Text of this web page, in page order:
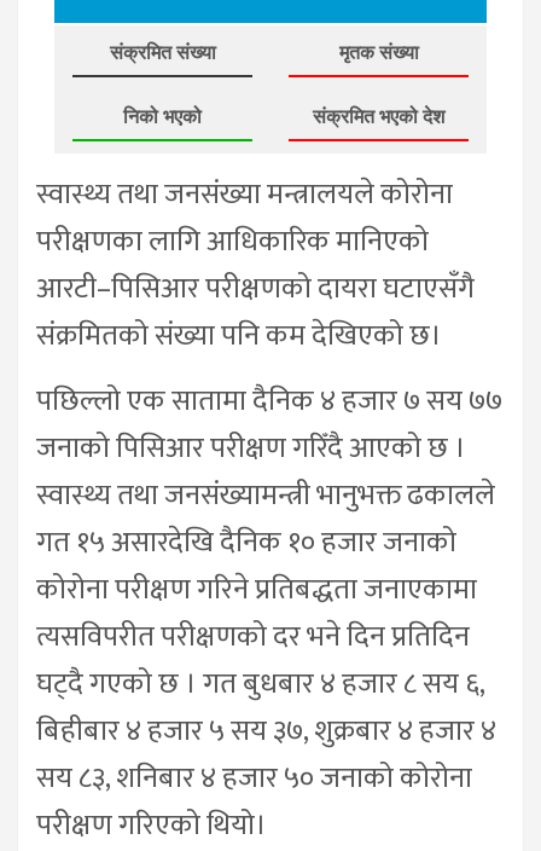
संक्रमित संख्या मृतक संख्या
निको भएको संक्रमित भएको देश
स्वास्थ्य तथा जनसंख्या मन्त्रालयले कोरोना
परीक्षणका लागि आधिकारिक मानिएको
आरटी–पिसिआर परीक्षणको दायरा घटाएसँगै
संक्रमितको संख्या पनि कम देखिएको छ।
पछिल्लो एक सातामा दैनिक ४ हजार ७ सय ७७
जनाको पिसिआर परीक्षण गरिँदै आएको छ ।
स्वास्थ्य तथा जनसंख्यामन्त्री भानुभक्त ढकालले
गत १५ असारदेखि दैनिक १० हजार जनाको
कोरोना परीक्षण गरिने प्रतिबद्धता जनाएकामा
त्यसविपरीत परीक्षणको दर भने दिन प्रतिदिन
घट्दै गएको छ । गत बुधबार ४ हजार ८ सय ६,
बिहीबार ४ हजार ५ सय ३७, शुक्रबार ४ हजार ४
सय ८३, शनिबार ४ हजार ५० जनाको कोरोना
परीक्षण गरिएको थियो।